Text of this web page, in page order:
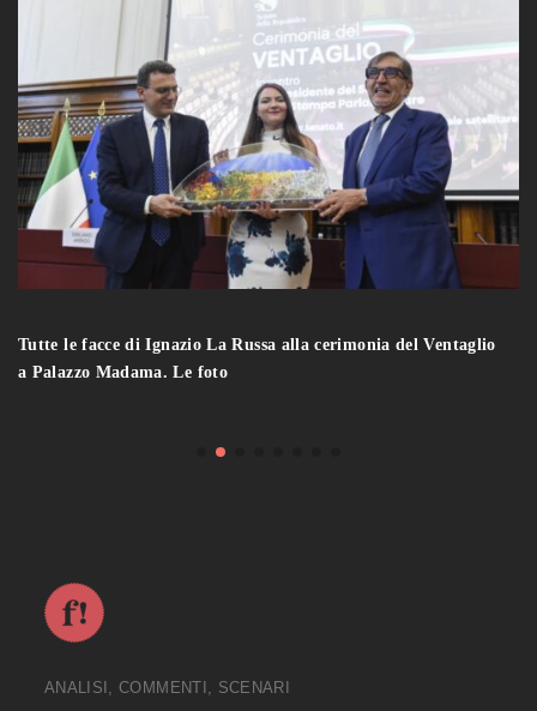
Tutte le facce di Ignazio La Russa alla cerimonia del Ventaglio
a Palazzo Madama. Le foto
ANALISI, COMMENTI, SCENARI